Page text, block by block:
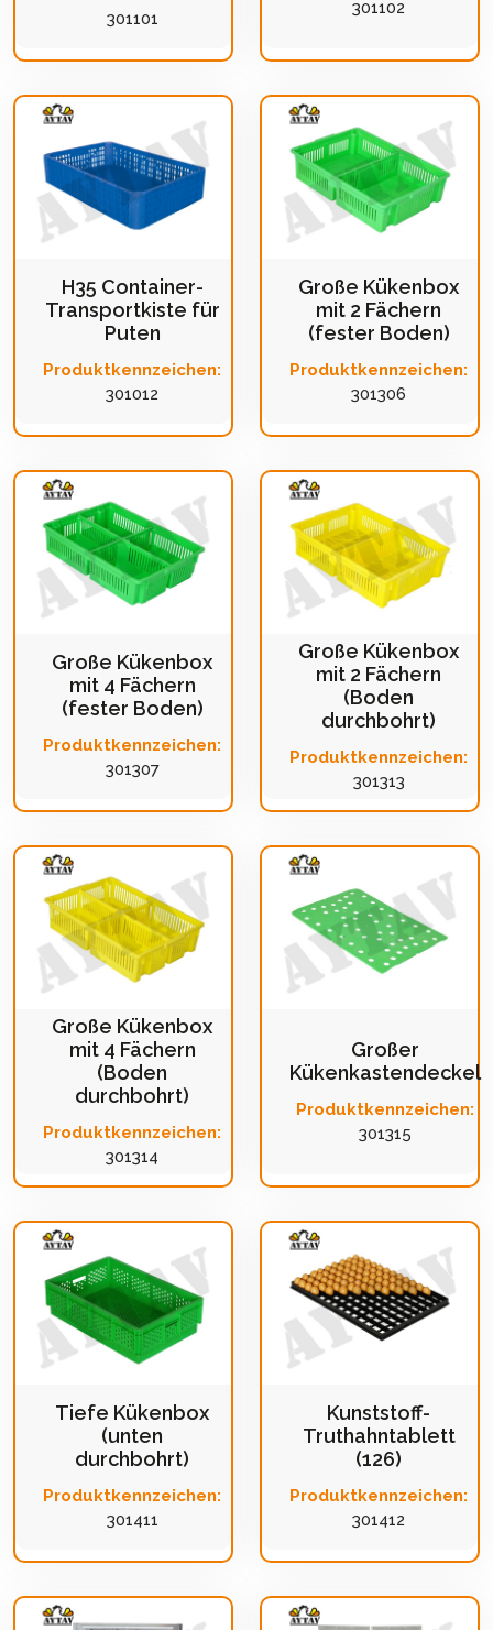
301101
301102
H35 Container-
Transportkiste für
Puten
Produktkennzeichen:
301012
Große Kükenbox
mit 2 Fächern
(fester Boden)
Produktkennzeichen:
301306
Große Kükenbox
mit 4 Fächern
(fester Boden)
Produktkennzeichen:
301307
Große Kükenbox
mit 2 Fächern
(Boden
durchbohrt)
Produktkennzeichen:
301313
Große Kükenbox
mit 4 Fächern
(Boden
durchbohrt)
Produktkennzeichen:
301314
Großer
Kükenkastendeckel
Produktkennzeichen:
301315
Tiefe Kükenbox
(unten
durchbohrt)
Produktkennzeichen:
301411
Kunststoff-
Truthahntablett
(126)
Produktkennzeichen:
301412